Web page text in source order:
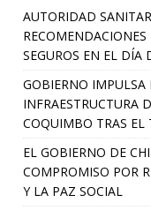
AUTORIDAD
RECOMENDACIONES
SEGUROS EN EL DÍA
GOBIERNO IMPULSA
INFRAESTRUCTURA
COQUIMBO TRAS EL
EL GOBIERNO DE
COMPROMISO POR
Y LA PAZ SOCIAL